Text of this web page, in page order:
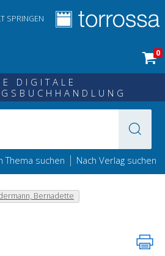
SPRINGEN
0
DIGITALE
Thema suchen | Nach Verlag suchen
Bernadette